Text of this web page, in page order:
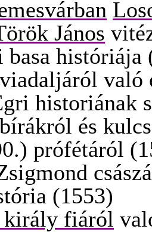
János
históriája
való
historiának
és
prófétáról
(1553)
király fiáról